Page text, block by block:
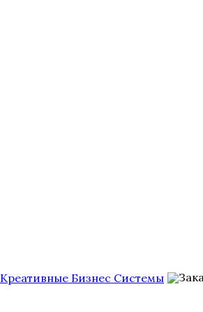
Креативные Бизнес Системы